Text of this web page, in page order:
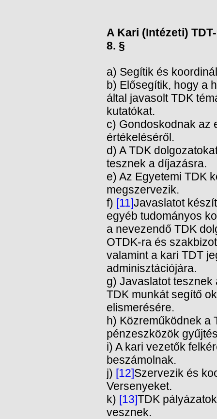
A Kari (Intézeti)
8. §
a) Segítik és
b) Elősegítik, hogy a
által javasolt TDK
kutatókat.
c) Gondoskodnak az
értékeléséről.
d) A TDK
tesznek a díjazásra.
e) Az Egyetemi TDK
megszervezik.
f) [11]Javaslatot
egyéb tudományos
a nevezendő TDK
OTDK-ra és
valamint a kari TDT
adminisztációjára.
g) Javaslatot tesznek
TDK munkát segítő
elismerésére.
h) Közreműködnek a
pénzeszközök
i) A kari vezetők
beszámolnak.
j) [12]Szervezik és
Versenyeket.
k) [13]TDK
vesznek.